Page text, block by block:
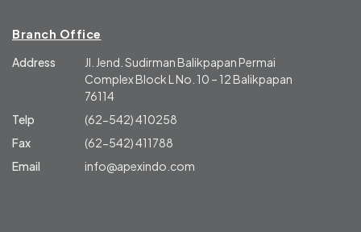
Branch Office
Address
Jl. Jend. Sudirman Balikpapan Permai
Complex Block L No. 10 – 12 Balikpapan
76114
Telp
(62-542) 410258
Fax
(62-542) 411788
Email
info@apexindo.com